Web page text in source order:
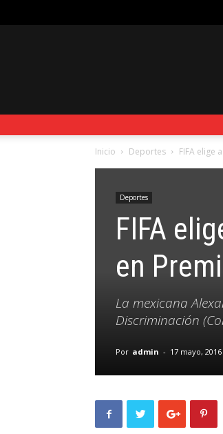
Inicio Deportes FIFA elige
Deportes
FIFA
en
La mexicana
Discriminación
Por admin - 17 mayo, 2016